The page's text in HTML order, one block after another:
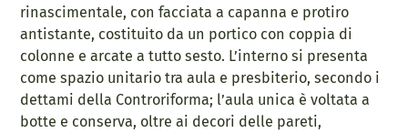
rinascimentale, con facciata a capanna e protiro
antistante, costituito da un portico con coppia di
colonne e arcate a tutto sesto. L’interno si presenta
come spazio unitario tra aula e presbiterio, secondo i
dettami della Controriforma; l’aula unica è voltata a
botte e conserva, oltre ai decori delle pareti,